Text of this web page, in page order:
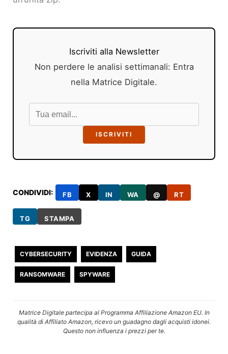
Iscriviti alla Newsletter
Non perdere le analisi settimanali: Entra
nella Matrice Digitale.
ISCRIVITI
CONDIVIDI: FB X IN WA @ RT
TG STAMPA
CYBERSECURITY EVIDENZA GUIDA
RANSOMWARE SPYWARE
Matrice Digitale partecipa al Programma Affiliazione Amazon EU. In
qualità di Affiliato Amazon, ricevo un guadagno dagli acquisti idonei.
Questo non influenza i prezzi per te.